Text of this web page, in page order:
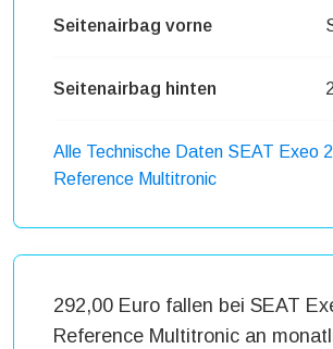
Seitenairbag vorne
Seitenairbag hinten
Alle Technische Daten SEAT Exeo
Reference Multitronic
292,00 Euro fallen bei SEAT
Reference Multitronic an